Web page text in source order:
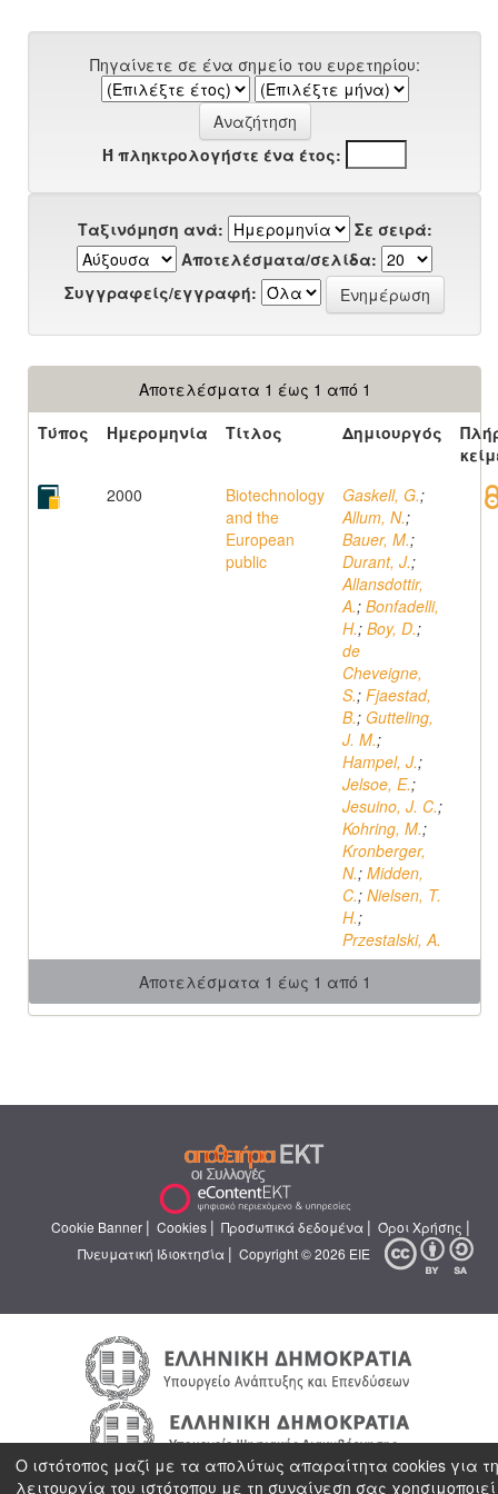
Πηγαίνετε σε ένα σημείο του ευρετηρίου:
Ή πληκτρολογήστε ένα έτος:
Ταξινόμηση ανά:
Σε σειρά:
Αποτελέσματα/σελίδα:
Συγγραφείς/εγγραφή:
Αποτελέσματα 1 έως 1 από 1
Τύπος
Ημερομηνία Τίτλος Δημιουργός
2000
Biotechnology
and the
European
public
Gaskell, G.;
Allum, N.;
Bauer, M.;
Durant, J.;
Allansdottir,
A.; Bonfadelli,
H.; Boy, D.;
de
Cheveigne,
S.; Fjaestad,
B.; Gutteling,
J. M.;
Hampel, J.;
Jelsoe, E.;
Jesuino, J. C.;
Kohring, M.;
Kronberger,
N.; Midden,
C.; Nielsen, T.
H.;
Przestalski, A.
Αποτελέσματα 1 έως 1 από 1
Cookie Banner | Cookies | Προσωπικά δεδομένα | Όροι Χρήσης |
Πνευματική Ιδιοκτησία | Copyright © 2026 ΕΙΕ
Ο ιστότοπος μαζί με τα απολύτως απαραίτητα cookies για
λειτουργία του ιστότοπου με τη συναίνεση σας χρησιμοποιεί